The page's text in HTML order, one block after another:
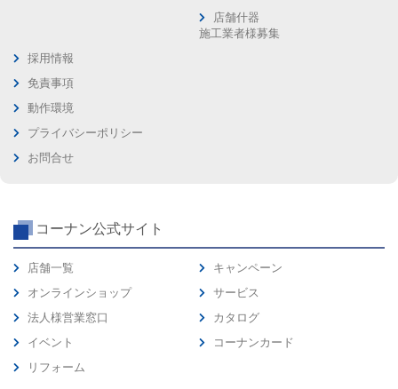
店舗什器
施工業者様募集
採用情報
免責事項
動作環境
プライバシーポリシー
お問合せ
コーナン公式サイト
店舗一覧
オンラインショップ
法人様営業窓口
イベント
リフォーム
キャンペーン
サービス
カタログ
コーナンカード